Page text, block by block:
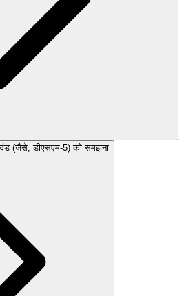
(जैसे, डीएसएम-5) को समझना